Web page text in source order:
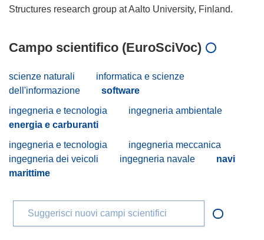
Campo scientifico (EuroSciVoc)
scienze naturali
informatica e scienze
dell'informazione
software
ingegneria e tecnologia
ingegneria ambientale
energia e carburanti
ingegneria e tecnologia
ingegneria meccanica
ingegneria dei veicoli
ingegneria navale
navi
marittime
Suggerisci nuovi campi scientifici